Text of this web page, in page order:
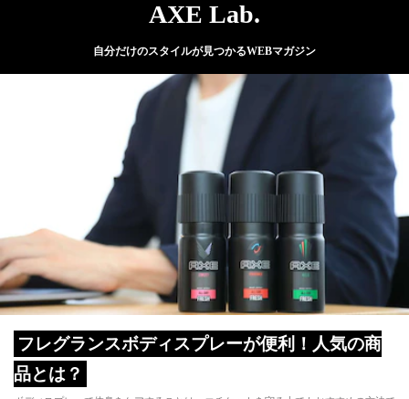
AXE Lab.
自分だけのスタイルが見つかるWEBマガジン
フレグランスボディスプレーが便利！人気の商
品とは？